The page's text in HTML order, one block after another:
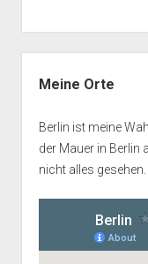
Meine Orte
Berlin ist meine
der Mauer in Berlin
nicht alles